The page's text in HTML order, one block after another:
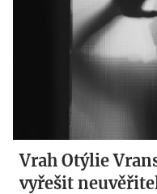
Vrah Otýlie
vyřešit